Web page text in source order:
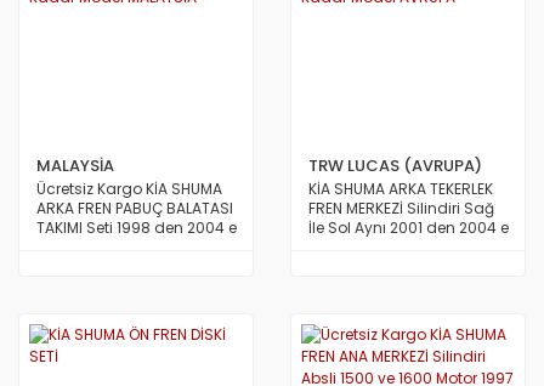
MALAYSİA
Ücretsiz Kargo KİA SHUMA
ARKA FREN PABUÇ BALATASI
TAKIMI Seti 1998 den 2004 e
TRW LUCAS (AVRUPA)
KİA SHUMA ARKA TEKERLEK
FREN MERKEZİ Silindiri Sağ
İle Sol Aynı 2001 den 2004 e